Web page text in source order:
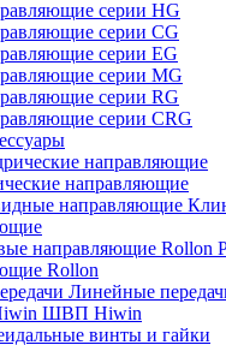
серии HG
серии CG
серии EG
серии MG
серии RG
серии CRG
направляющие
Rollon
Линейные
ШВП Hiwin